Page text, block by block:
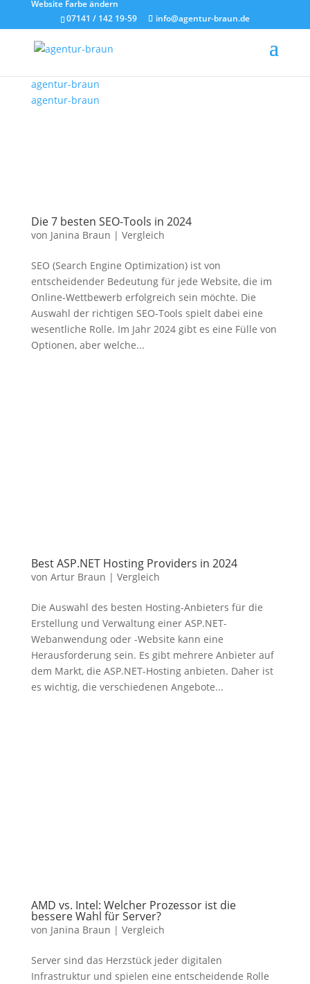
Website Farbe ändern
07141 / 142 19-59
info@agentur-braun.de
agentur-braun
agentur-braun
Die 7 besten SEO-Tools in 2024
von Janina Braun | Vergleich
SEO (Search Engine Optimization) ist von
entscheidender Bedeutung für jede Website, die im
Online-Wettbewerb erfolgreich sein möchte. Die
Auswahl der richtigen SEO-Tools spielt dabei eine
wesentliche Rolle. Im Jahr 2024 gibt es eine Fülle von
Optionen, aber welche...
Best ASP.NET Hosting Providers in 2024
von Artur Braun | Vergleich
Die Auswahl des besten Hosting-Anbieters für die
Erstellung und Verwaltung einer ASP.NET-
Webanwendung oder -Website kann eine
Herausforderung sein. Es gibt mehrere Anbieter auf
dem Markt, die ASP.NET-Hosting anbieten. Daher ist
es wichtig, die verschiedenen Angebote...
AMD vs. Intel: Welcher Prozessor ist die
bessere Wahl für Server?
von Janina Braun | Vergleich
Server sind das Herzstück jeder digitalen
Infrastruktur und spielen eine entscheidende Rolle